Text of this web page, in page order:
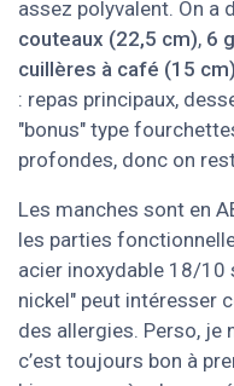
assez polyvalent. On a
couteaux (22,5 cm), 6
cuillères à café (15 cm)
: repas principaux,
"bonus" type
profondes, donc on
Les manches sont en
les parties
acier inoxydable 18/10
nickel" peut intéresser
des allergies. Perso, je
c’est toujours bon à